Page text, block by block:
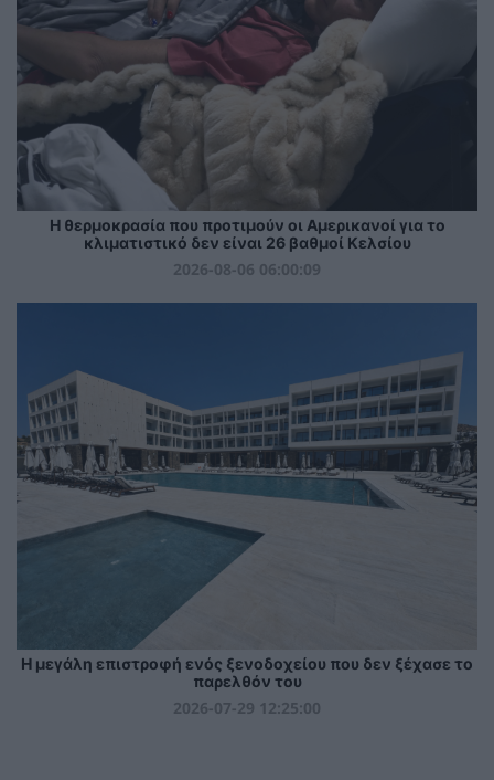
Η θερμοκρασία που προτιμούν οι Αμερικανοί για το
κλιματιστικό δεν είναι 26 βαθμοί Κελσίου
2026-08-06 06:00:09
Η μεγάλη επιστροφή ενός ξενοδοχείου που δεν ξέχασε το
παρελθόν του
2026-07-29 12:25:00